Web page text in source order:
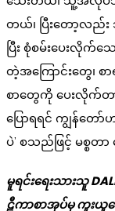
တယ်၊ ပြီးတော့လ
ပြီး စုံစမ်းပေးလိုက်သ
တဲ့အကြောင်းတွေ၊ စ
စာတွေကို ပေးလိုက်တာ
ပြောရရင် ကျွန်တေ
ပဲ’ စသည်ဖြင့် မစ္စတ
မူရင်းရေးသားသူ
ဋီကာစာအုပ်မှ ကူးယူ